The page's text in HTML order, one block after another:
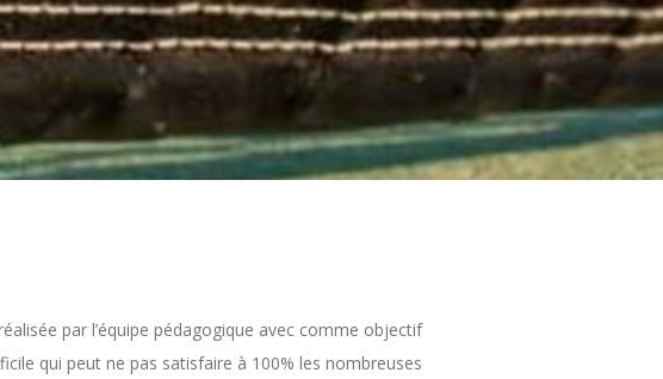
par l’équipe pédagogique avec comme objectif
qui peut ne pas satisfaire à 100% les nombreuses